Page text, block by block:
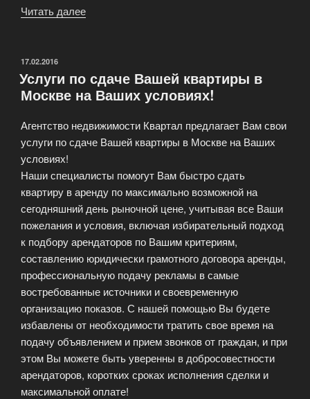
Читать далее
России»
ОПУБЛИКОВАНО
17.02.2016
Услуги по сдаче Вашей квартиры в
Москве на Ваших условиях!
Агентство недвижимости Квартал предлагает Вам свои
услуги по сдаче Вашей квартиры в Москве на Ваших
условиях!
Наши специалисты помогут Вам быстро сдать
квартиру в аренду по максимально возможной на
сегодняшний день рыночной цене, учитывая все Ваши
пожелания и условия, включая избирательный подход
к подбору арендаторов по Вашим критериям,
составлению юридически грамотного договора аренды,
профессиональную подачу рекламы в самые
востребованные источники и своевременную
организацию показов. С нашей помощью Вы будете
избавлены от необходимости тратить свое время на
подачу объявлением и прием звонков от граждан, и при
этом Вы можете быть уверенны в добросовестности
арендаторов, коротких сроках исполнения сделки и
максимальной оплате!